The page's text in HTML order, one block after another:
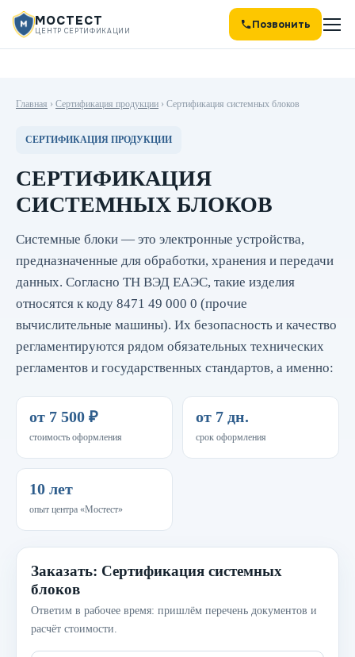
МОСТЕСТ
ЦЕНТР СЕРТИФИКАЦИИ Позвонить
Главная › Сертификация продукции › Сертификация системных блоков
СЕРТИФИКАЦИЯ ПРОДУКЦИИ
СЕРТИФИКАЦИЯ
СИСТЕМНЫХ БЛОКОВ
Системные блоки — это электронные устройства,
предназначенные для обработки, хранения и передачи
данных. Согласно ТН ВЭД ЕАЭС, такие изделия
относятся к коду 8471 49 000 0 (прочие
вычислительные машины). Их безопасность и качество
регламентируются рядом обязательных технических
регламентов и государственных стандартов, а именно:
от 7 500 ₽
стоимость оформления
от 7 дн.
срок оформления
10 лет
опыт центра «Мостест»
Заказать: Сертификация системных
блоков
Ответим в рабочее время: пришлём перечень документов и
расчёт стоимости.